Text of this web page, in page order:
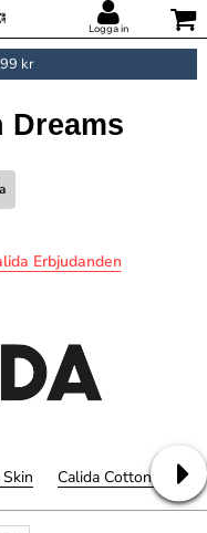
Logga in
kr
Dreams
Erbjudanden
Calida Cotton Code